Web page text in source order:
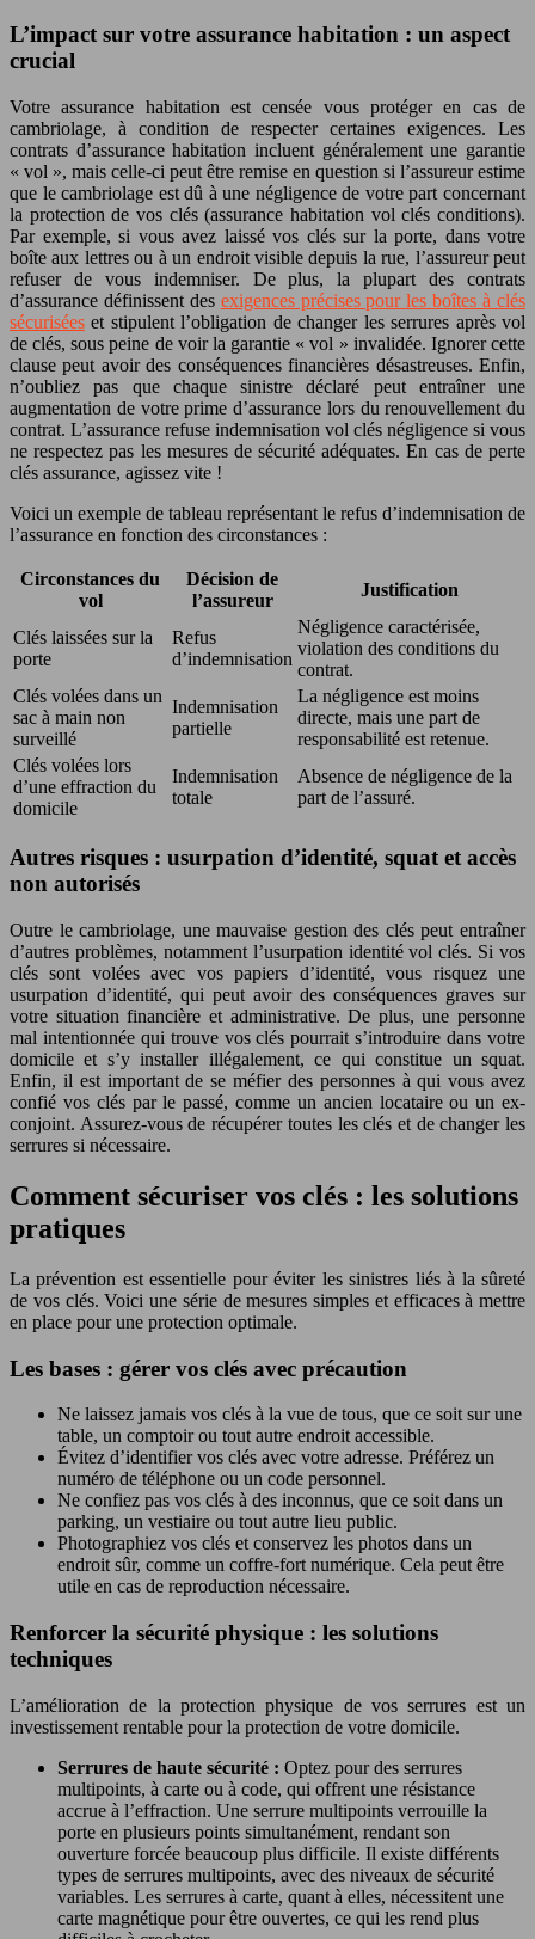
L’impact sur votre assurance habitation : un aspect
crucial
Votre assurance habitation est censée vous protéger en cas de
cambriolage, à condition de respecter certaines exigences. Les
contrats d’assurance habitation incluent généralement une garantie
« vol », mais celle-ci peut être remise en question si l’assureur estime
que le cambriolage est dû à une négligence de votre part concernant
la protection de vos clés (assurance habitation vol clés conditions).
Par exemple, si vous avez laissé vos clés sur la porte, dans votre
boîte aux lettres ou à un endroit visible depuis la rue, l’assureur peut
refuser de vous indemniser. De plus, la plupart des contrats
d’assurance définissent des exigences précises pour les boîtes à clés
sécurisées et stipulent l’obligation de changer les serrures après vol
de clés, sous peine de voir la garantie « vol » invalidée. Ignorer cette
clause peut avoir des conséquences financières désastreuses. Enfin,
n’oubliez pas que chaque sinistre déclaré peut entraîner une
augmentation de votre prime d’assurance lors du renouvellement du
contrat. L’assurance refuse indemnisation vol clés négligence si vous
ne respectez pas les mesures de sécurité adéquates. En cas de perte
clés assurance, agissez vite !
Voici un exemple de tableau représentant le refus d’indemnisation de
l’assurance en fonction des circonstances :
Circonstances du
vol
Décision de
l’assureur
Justification
Clés laissées sur la
porte
Refus
d’indemnisation
Négligence caractérisée,
violation des conditions du
contrat.
Clés volées dans un
sac à main non
surveillé
Indemnisation
partielle
La négligence est moins
directe, mais une part de
responsabilité est retenue.
Clés volées lors
d’une effraction du
domicile
Indemnisation
totale
Absence de négligence de la
part de l’assuré.
Autres risques : usurpation d’identité, squat et accès
non autorisés
Outre le cambriolage, une mauvaise gestion des clés peut entraîner
d’autres problèmes, notamment l’usurpation identité vol clés. Si vos
clés sont volées avec vos papiers d’identité, vous risquez une
usurpation d’identité, qui peut avoir des conséquences graves sur
votre situation financière et administrative. De plus, une personne
mal intentionnée qui trouve vos clés pourrait s’introduire dans votre
domicile et s’y installer illégalement, ce qui constitue un squat.
Enfin, il est important de se méfier des personnes à qui vous avez
confié vos clés par le passé, comme un ancien locataire ou un ex-
conjoint. Assurez-vous de récupérer toutes les clés et de changer les
serrures si nécessaire.
Comment sécuriser vos clés : les solutions
pratiques
La prévention est essentielle pour éviter les sinistres liés à la sûreté
de vos clés. Voici une série de mesures simples et efficaces à mettre
en place pour une protection optimale.
Les bases : gérer vos clés avec précaution
Ne laissez jamais vos clés à la vue de tous, que ce soit sur une
table, un comptoir ou tout autre endroit accessible.
Évitez d’identifier vos clés avec votre adresse. Préférez un
numéro de téléphone ou un code personnel.
Ne confiez pas vos clés à des inconnus, que ce soit dans un
parking, un vestiaire ou tout autre lieu public.
Photographiez vos clés et conservez les photos dans un
endroit sûr, comme un coffre-fort numérique. Cela peut être
utile en cas de reproduction nécessaire.
Renforcer la sécurité physique : les solutions
techniques
L’amélioration de la protection physique de vos serrures est un
investissement rentable pour la protection de votre domicile.
Serrures de haute sécurité : Optez pour des serrures
multipoints, à carte ou à code, qui offrent une résistance
accrue à l’effraction. Une serrure multipoints verrouille la
porte en plusieurs points simultanément, rendant son
ouverture forcée beaucoup plus difficile. Il existe différents
types de serrures multipoints, avec des niveaux de sécurité
variables. Les serrures à carte, quant à elles, nécessitent une
carte magnétique pour être ouvertes, ce qui les rend plus